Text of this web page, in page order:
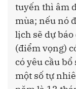
tuyến thì âm
mùa; nếu nó
lịch sẽ dự
(điểm vọng)
có yêu cầu
một số tự